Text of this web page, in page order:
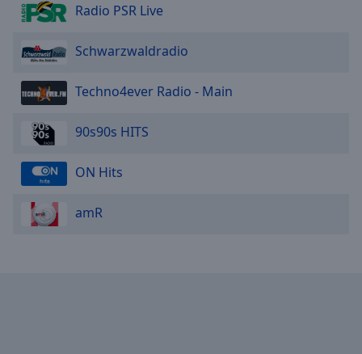
Radio PSR Live
Schwarzwaldradio
Techno4ever Radio - Main
90s90s HITS
ON Hits
amR